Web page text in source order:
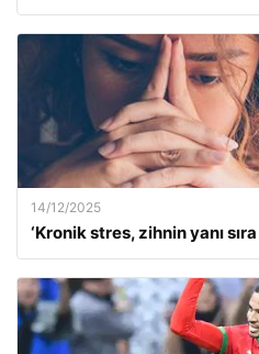
14/12/2025
‘Kronik stres, zihnin yanı